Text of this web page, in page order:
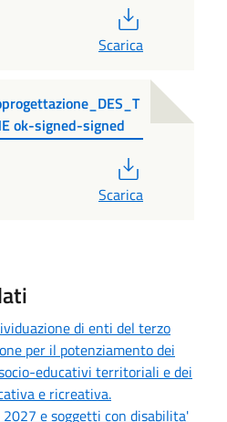
Scarica
ok-signed-signed
Scarica
di enti del terzo
per il potenziamento dei
educativi territoriali e dei
e ricreativa.
e soggetti con disabilita'